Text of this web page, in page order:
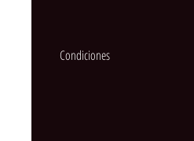
Condiciones